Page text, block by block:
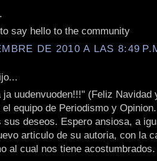
say hello to the community
DE 2010 A LAS 8:49
uudenvuoden!!!" (Feliz Navidad
el equipo de Periodismo y
sus deseos. Espero ansiosa, a
articulo de su autoria, con la
al cual nos tiene